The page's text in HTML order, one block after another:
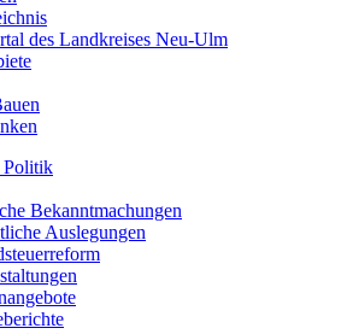
des Landkreises Neu-Ulm
Politik
Bekanntmachungen
Auslegungen